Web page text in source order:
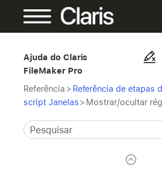
Ajuda do Claris
FileMaker Pro
Referência > Referência de etapas
script Janelas> Mostrar/ocultar